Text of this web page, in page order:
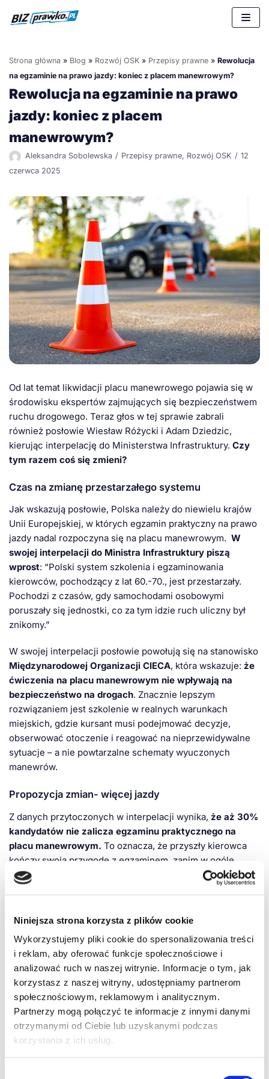
Niniejsza strona korzysta z plików cookie
Wykorzystujemy pliki cookie do spersonalizowania treści
i reklam, aby oferować funkcje społecznościowe i
analizować ruch w naszej witrynie. Informacje o tym, jak
korzystasz z naszej witryny, udostępniamy partnerom
społecznościowym, reklamowym i analitycznym.
Partnerzy mogą połączyć te informacje z innymi danymi
otrzymanymi od Ciebie lub uzyskanymi podczas
korzystania z ich usług.
Przejdź
do
Strona główna » Blog » Rozwój OSK » Przepisy prawne » Rewolucja
na egzaminie na prawo jazdy: koniec z placem manewrowym?
Rewolucja na egzaminie na prawo
jazdy: koniec z placem
manewrowym?
Aleksandra Sobolewska Przepisy prawne, Rozwój OSK
12
czerwca 2025
Od lat temat likwidacji placu manewrowego pojawia się w
środowisku ekspertów zajmujących się bezpieczeństwem
ruchu drogowego. Teraz głos w tej sprawie zabrali
również posłowie Wiesław Różycki i Adam Dziedzic,
kierując interpelację do Ministerstwa Infrastruktury. Czy
tym razem coś się zmieni?
Czas na zmianę przestarzałego systemu
Jak wskazują posłowie, Polska należy do niewielu krajów
Unii Europejskiej, w których egzamin praktyczny na prawo
jazdy nadal rozpoczyna się na placu manewrowym. W
swojej interpelacji do Ministra Infrastruktury piszą
wprost: “Polski system szkolenia i egzaminowania
kierowców, pochodzący z lat 60.-70., jest przestarzały.
Pochodzi z czasów, gdy samochodami osobowymi
poruszały się jednostki, co za tym idzie ruch uliczny był
znikomy.”
W swojej interpelacji posłowie powołują się na stanowisko
Międzynarodowej Organizacji CIECA, która wskazuje: że
ćwiczenia na placu manewrowym nie wpływają na
bezpieczeństwo na drogach. Znacznie lepszym
rozwiązaniem jest szkolenie w realnych warunkach
miejskich, gdzie kursant musi podejmować decyzje,
obserwować otoczenie i reagować na nieprzewidywalne
sytuacje – a nie powtarzalne schematy wyuczonych
manewrów.
Propozycja zmian- więcej jazdy
Z danych przytoczonych w interpelacji wynika, że aż 30%
kandydatów nie zalicza egzaminu praktycznego na
placu manewrowym. To oznacza, że przyszły kierowca
kończy swoją przygodę z egzaminem, zanim w ogóle
będzie miał szansę pokazać swoje umiejętności w
prawdziwym ruchu. Obecna forma egzaminu nie ocenia
konkretnych manewrów.
Posłowie proponują“przeniesienia godzin spędzanych na
ćwiczeniu sekwencji na placu manewrowym na jazdę w
rzeczywistych warunkach ruchu drogowego.” Zamiast
uczyć się manewrów na pustym placu, kandydaci mogliby
doskonalić umiejętności w prawdziwym ruchu, reagowania
na nieprzewidywalne sytuacje.
Ministerstwo zleciło badania – posłowie pytają o
wyniki